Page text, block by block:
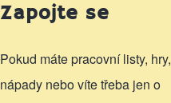
Zapojte se
Pokud máte pracovní listy, hry,
nápady nebo víte třeba jen o